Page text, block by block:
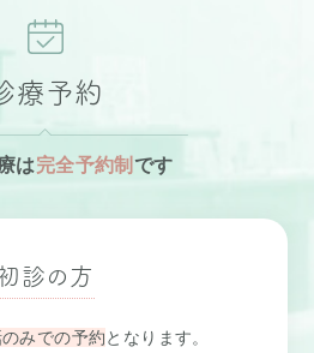
療予約
は完全予約制 です
診の方
みでの予約となります。